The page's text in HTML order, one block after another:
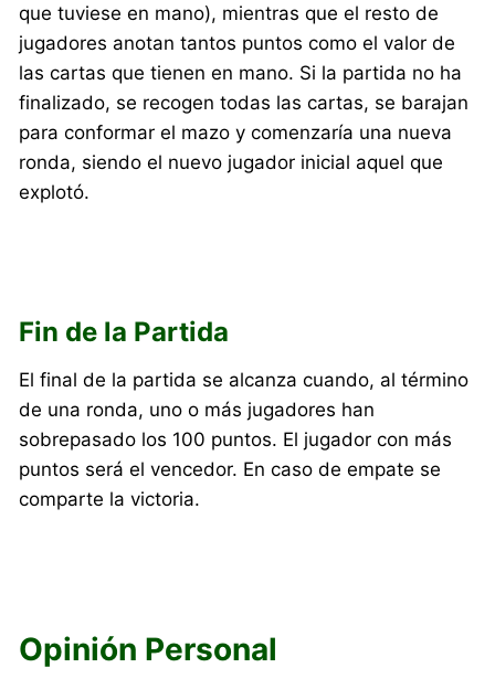
que tuviese en mano), mientras que el resto de
jugadores anotan tantos puntos como el valor de
las cartas que tienen en mano. Si la partida no ha
finalizado, se recogen todas las cartas, se barajan
para conformar el mazo y comenzaría una nueva
ronda, siendo el nuevo jugador inicial aquel que
explotó.
Fin de la Partida
El final de la partida se alcanza cuando, al término
de una ronda, uno o más jugadores han
sobrepasado los 100 puntos. El jugador con más
puntos será el vencedor. En caso de empate se
comparte la victoria.
Opinión Personal